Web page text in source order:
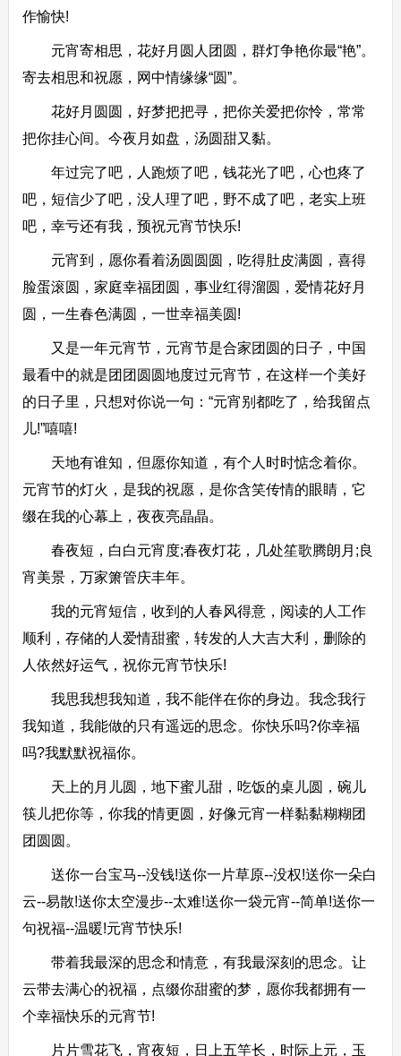
作愉快!
元宵寄相思，花好月圆人团圆，群灯争艳你最“艳”。
寄去相思和祝愿，网中情缘缘“圆”。
花好月圆圆，好梦把把寻，把你关爱把你怜，常常
把你挂心间。今夜月如盘，汤圆甜又黏。
年过完了吧，人跑烦了吧，钱花光了吧，心也疼了
吧，短信少了吧，没人理了吧，野不成了吧，老实上班
吧，幸亏还有我，预祝元宵节快乐!
元宵到，愿你看着汤圆圆圆，吃得肚皮满圆，喜得
脸蛋滚圆，家庭幸福团圆，事业红得溜圆，爱情花好月
圆，一生春色满圆，一世幸福美圆!
又是一年元宵节，元宵节是合家团圆的日子，中国
最看中的就是团团圆圆地度过元宵节，在这样一个美好
的日子里，只想对你说一句：“元宵别都吃了，给我留点
儿!”嘻嘻!
天地有谁知，但愿你知道，有个人时时惦念着你。
元宵节的灯火，是我的祝愿，是你含笑传情的眼睛，它
缀在我的心幕上，夜夜亮晶晶。
春夜短，白白元宵度;春夜灯花，几处笙歌腾朗月;良
宵美景，万家箫管庆丰年。
我的元宵短信，收到的人春风得意，阅读的人工作
顺利，存储的人爱情甜蜜，转发的人大吉大利，删除的
人依然好运气，祝你元宵节快乐!
我思我想我知道，我不能伴在你的身边。我念我行
我知道，我能做的只有遥远的思念。你快乐吗?你幸福
吗?我默默祝福你。
天上的月儿圆，地下蜜儿甜，吃饭的桌儿圆，碗儿
筷儿把你等，你我的情更圆，好像元宵一样黏黏糊糊团
团圆圆。
送你一台宝马--没钱!送你一片草原--没权!送你一朵白
云--易散!送你太空漫步--太难!送你一袋元宵--简单!送你一
句祝福--温暖!元宵节快乐!
带着我最深的思念和情意，有我最深刻的思念。让
云带去满心的祝福，点缀你甜蜜的梦，愿你我都拥有一
个幸福快乐的元宵节!
片片雪花飞，宵夜短，日上五竿长，时际上元，玉